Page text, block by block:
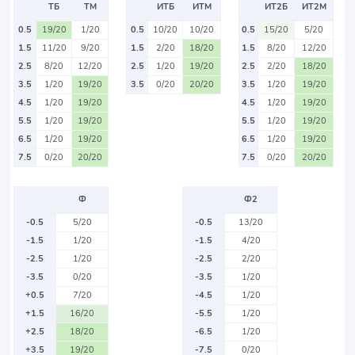
ТБ
ТМ
0.5
19/20
1/20
1.5
11/20
9/20
2.5
8/20
12/20
3.5
1/20
19/20
4.5
1/20
19/20
5.5
1/20
19/20
6.5
1/20
19/20
7.5
0/20 20/20
ИТБ
ИТМ
0.5
10/20
10/20
1.5
2/20
18/20
2.5
1/20
19/20
3.5
0/20 20/20
ИТ2Б
ИТ2М
0.5
15/20
5/20
1.5
8/20
12/20
2.5
2/20
18/20
3.5
1/20
19/20
4.5
1/20
19/20
5.5
1/20
19/20
6.5
1/20
19/20
7.5
0/20 20/20
Ф
-0.5
5/20
-1.5
1/20
-2.5
1/20
-3.5
0/20
+0.5
7/20
+1.5
16/20
+2.5
18/20
+3.5
19/20
Ф2
-0.5
13/20
-1.5
4/20
-2.5
2/20
-3.5
1/20
-4.5
1/20
-5.5
1/20
-6.5
1/20
-7.5
0/20